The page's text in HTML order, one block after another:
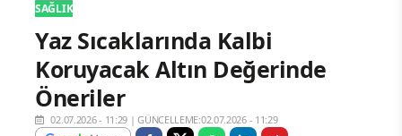
SAĞLIK
Yaz Sıcaklarında Kalbi
Koruyacak Altın Değerinde
Öneriler
02.07.2026 - 11:29 |GÜNCELLEME:02.07.2026 - 11:29